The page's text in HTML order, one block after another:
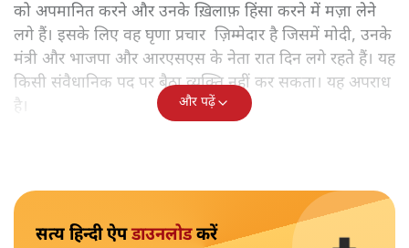
को अपमानित करने और उनके ख़िलाफ़ हिंसा करने में मज़ा लेने
लगे हैं। इसके लिए वह घृणा प्रचार ज़िम्मेदार है जिसमें मोदी, उनके
मंत्री और भाजपा और आरएसएस के नेता रात दिन लगे रहते हैं। यह
किसी संवैधानिक पद पर बैठा व्यक्ति नहीं कर सकता। यह अपराध
है।
और पढ़ें
सत्य हिन्दी ऐपडाउनलोडकरें